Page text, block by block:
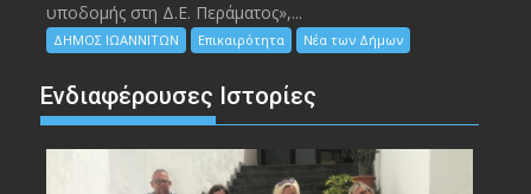
υποδομής στη Δ.Ε. Περάματος»,...
ΔΗΜΟΣ ΙΩΑΝΝΙΤΩΝ Επικαιρότητα Νέα των Δήμων
Ενδιαφέρουσες Ιστορίες